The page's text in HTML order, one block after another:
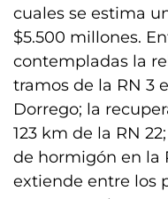
cuales se estima
$5.500 millones.
contempladas la
tramos de la RN 3
Dorrego; la
123 km de la RN
de hormigón en la
extiende entre los